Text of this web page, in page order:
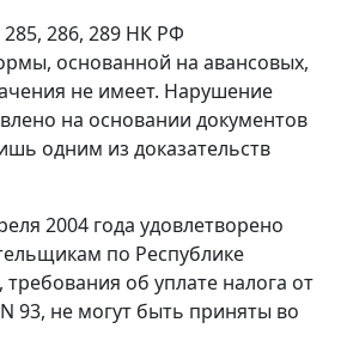
285, 286, 289 НК РФ
основанной на авансовых,
не имеет. Нарушение
на основании документов
одним из доказательств
2004 года удовлетворено
по Республике
об уплате налога от
93, не могут быть приняты во